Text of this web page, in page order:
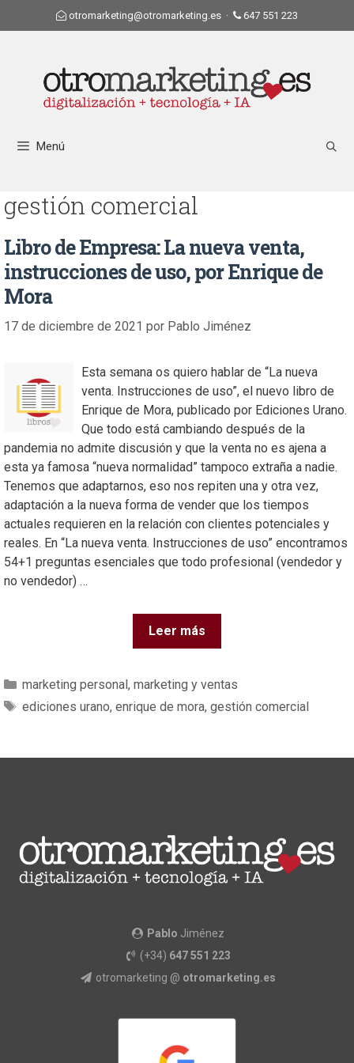
otromarketing@otromarketing.es · 647 551 223
Menú
gestión comercial
Libro de Empresa: La nueva venta,
instrucciones de uso, por Enrique de
Mora
17 de diciembre de 2021 por Pablo Jiménez
Esta semana os quiero hablar de “La nueva
venta. Instrucciones de uso”, el nuevo libro de
Enrique de Mora, publicado por Ediciones Urano.
Que todo está cambiando después de la
pandemia no admite discusión y que la venta no es ajena a
esta ya famosa “nueva normalidad” tampoco extraña a nadie.
Tenemos que adaptarnos, eso nos repiten una y otra vez,
adaptación a la nueva forma de vender que los tiempos
actuales requieren en la relación con clientes potenciales y
reales. En “La nueva venta. Instrucciones de uso” encontramos
54+1 preguntas esenciales que todo profesional (vendedor y
no vendedor) …
Leer más
marketing personal, marketing y ventas
ediciones urano, enrique de mora, gestión comercial
Pablo Jiménez
(+34) 647 551 223
otromarketing @ otromarketing.es